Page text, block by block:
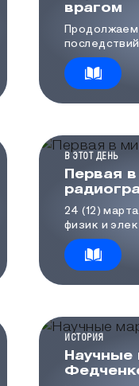
врагом
1986 году и
атомщиков
масштабной
КАТЕГОРИЯ
В ЭТОТ ДЕНЬ
Первая
24 (12)
физик и
Попов и его
передали
радиограмму.
КАТЕГОРИЯ МЕДИА
ИСТОРИЯ
Научные